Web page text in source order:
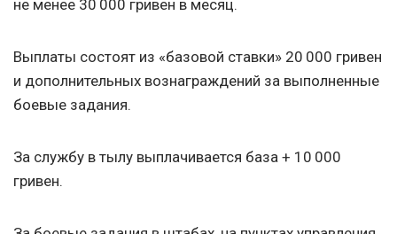
не менее 30 000 гривен в месяц.
Выплаты состоят из «базовой ставки» 20 000 гривен
и дополнительных вознаграждений за выполненные
боевые задания.
За службу в тылу выплачивается база + 10 000
гривен.